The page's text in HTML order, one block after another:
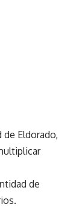
Eldorado,
de